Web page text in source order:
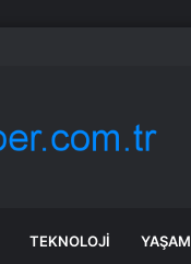
TEKNOLOJI YAŞAM